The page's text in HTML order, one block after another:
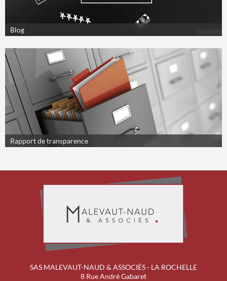
Blog
Rapport de transparence
SAS MALEVAUT-NAUD & ASSOCIÉS - LA ROCHELLE
8 Rue André Gabaret
Previous